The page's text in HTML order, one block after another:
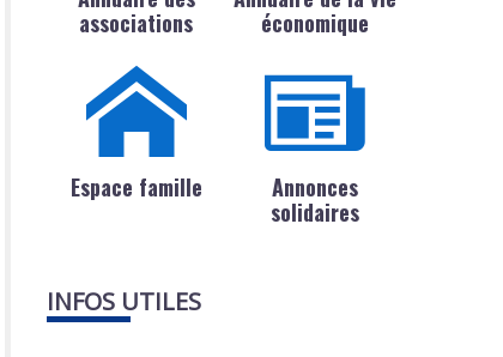
associations
économique
Espace famille
Annonces
solidaires
INFOS UTILES